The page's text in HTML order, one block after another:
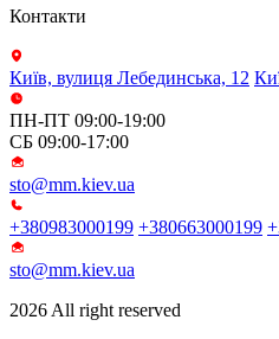
Контакти
Київ, вулиця Лебединська, 12
ПН-ПТ 09:00-19:00
СБ 09:00-17:00
sto@mm.kiev.ua
+380983000199 +380663000199
sto@mm.kiev.ua
2026 All right reserved